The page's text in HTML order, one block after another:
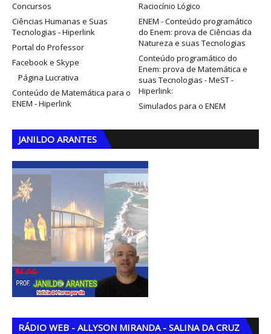
Concursos
Raciocínio Lógico
Ciências Humanas e Suas
Tecnologias - Hiperlink
ENEM - Conteúdo programático
do Enem: prova de Ciências da
Natureza e suas Tecnologias
Portal do Professor
Conteúdo programático do
Enem: prova de Matemática e
suas Tecnologias - MeST -
Hiperlink:
Facebook e Skype
Página Lucrativa
Conteúdo de Matemática para o
ENEM - Hiperlink
Simulados para o ENEM
JANILDO ARANTES
RÁDIO WEB - ALLYSON MIRANDA - SALINA DA CRUZ